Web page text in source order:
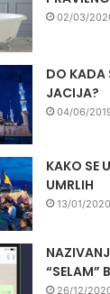
02/03/
DO KADA
JACIJA?
04/06/
KAKO SE
UMRLIH
13/01/2020
“SELAM”
26/12/